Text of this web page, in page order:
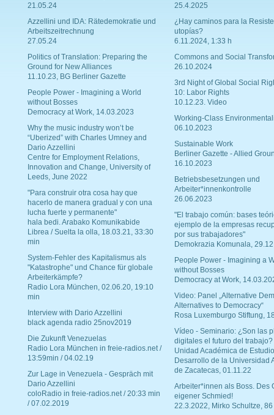
21.05.24
Azzellini und IDA: Rätedemokratie und
Arbeitszeitrechnung
27.05.24
Politics of Translation: Preparing the
Ground for New Alliances
11.10.23, BG Berliner Gazette
People Power - Imagining a World
without Bosses
Democracy at Work, 14.03.2023
Why the music industry won’t be
“Uberized” with Charles Umney and
Dario Azzellini
Centre for Employment Relations,
Innovation and Change, University of
Leeds, June 2022
"Para construir otra cosa hay que
hacerlo de manera gradual y con una
lucha fuerte y permanente"
hala bedi. Arabako Komunikabide
Librea / Suelta la olla, 18.03.21, 33:30
min
System-Fehler des Kapitalismus als
"Katastrophe" und Chance für globale
Arbeiterkämpfe?
Radio Lora München, 02.06.20, 19:10
min
Interview with Dario Azzellini
black agenda radio 25nov2019
Die Zukunft Venezuelas
Radio Lora München in freie-radios.net /
13:59min / 04.02.19
Zur Lage in Venezuela - Gespräch mit
Dario Azzellini
coloRadio in freie-radios.net / 20:33 min
/ 07.02.2019
25.4.2025
¿Hay caminos para la
utopías?
6.11.2024, 1:33 h
Commons and Social
26.10.2024
3rd Night of Global Social
10: Labor Rights
10.12.23. Video
Working-Class
06.10.2023
Sustainable Work
Berliner Gazette - Allied
16.10.2023
Betriebsbesetzungen und
Arbeiter*innenkontrolle
26.06.2023
"El trabajo común: bases
ejemplo de la empresas
por sus trabajadores"
Demokrazia Komunala,
People Power - Imagining a
without Bosses
Democracy at Work,
Video: Panel „Alternative
Alternatives to Democracy“
Rosa Luxemburgo Stiftung,
Vídeo - Seminario: ¿Son las
digitales el futuro del trabajo?
Unidad Académica de
Desarrollo de la Universidad
de Zacatecas, 01.11.22
Arbeiter*innen als Boss. Des
eigener Schmied!
22.3.2022, Mirko Schultze, 86